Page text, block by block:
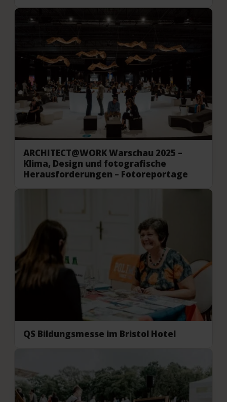
ARCHITECT@WORK Warschau 2025 –
Klima, Design und fotografische
Herausforderungen – Fotoreportage
QS Bildungsmesse im Bristol Hotel